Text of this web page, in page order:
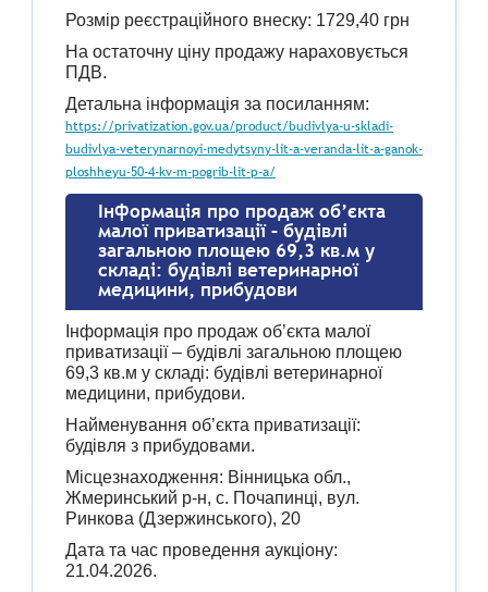
Розмір реєстраційного внеску: 1729,40 грн
На остаточну ціну продажу нараховується
ПДВ.
Детальна інформація за посиланням:
https://privatization.gov.ua/product/budivlya-u-skladi-
budivlya-veterynarnoyi-medytsyny-lit-a-veranda-lit-a-ganok-
ploshheyu-50-4-kv-m-pogrib-lit-p-a/
Інформація про продаж об’єкта
малої приватизації – будівлі
загальною площею 69,3 кв.м у
складі: будівлі ветеринарної
медицини, прибудови
Інформація про продаж об’єкта малої
приватизації – будівлі загальною площею
69,3 кв.м у складі: будівлі ветеринарної
медицини, прибудови.
Найменування об’єкта приватизації:
будівля з прибудовами.
Місцезнаходження: Вінницька обл.,
Жмеринський р-н, с. Почапинці, вул.
Ринкова (Дзержинського), 20
Дата та час проведення аукціону:
21.04.2026.